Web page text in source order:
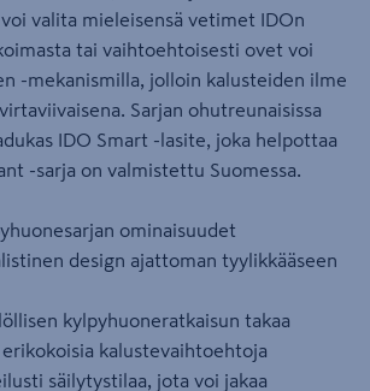
valita mieleisensä vetimet IDOn
tai vaihtoehtoisesti ovet voi
-mekanismilla, jolloin kalusteiden ilme
Sarjan ohutreunaisissa
IDO Smart -lasite, joka helpottaa
-sarja on valmistettu Suomessa.
ominaisuudet
design ajattoman tyylikkääseen
kylpyhuoneratkaisun takaa
kalustevaihtoehtoja
säilytystilaa, jota voi jakaa